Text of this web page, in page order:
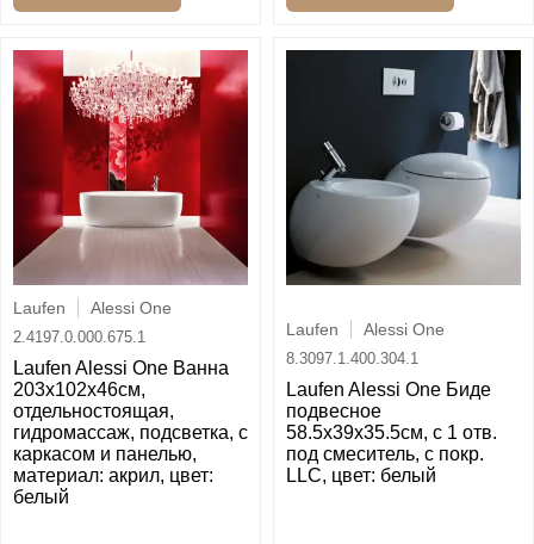
Laufen Alessi One
2.4197.0.000.675.1
Laufen Alessi One Ванна
203x102x46см,
отдельностоящая,
гидромассаж, подсветка, с
каркасом и панелью,
материал: акрил, цвет:
белый
Laufen Alessi One
8.3097.1.400.304.1
Laufen Alessi One Биде
подвесное
58.5x39x35.5см, с 1 отв.
под смеситель, с покр.
LLC, цвет: белый